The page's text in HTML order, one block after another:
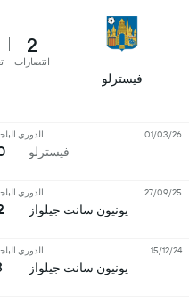
فيسترلو
2
انتصارات
فيسترلو
الدوري
0
01/03/26
يونيون سانت جيلواز
الدوري
0
27/09/25
يونيون سانت جيلواز
الدوري 15/12/24